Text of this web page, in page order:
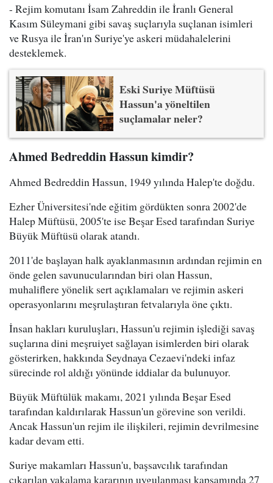
- Rejim komutanı İsam Zahreddin ile İranlı General
Kasım Süleymani gibi savaş suçlarıyla suçlanan isimleri
ve Rusya ile İran'ın Suriye'ye askeri müdahalelerini
desteklemek.
Eski Suriye Müftüsü
Hassun'a yöneltilen
suçlamalar neler?
Ahmed Bedreddin Hassun kimdir?
Ahmed Bedreddin Hassun, 1949 yılında Halep'te doğdu.
Ezher Üniversitesi'nde eğitim gördükten sonra 2002'de
Halep Müftüsü, 2005'te ise Beşar Esed tarafından Suriye
Büyük Müftüsü olarak atandı.
2011'de başlayan halk ayaklanmasının ardından rejimin en
önde gelen savunucularından biri olan Hassun,
muhaliflere yönelik sert açıklamaları ve rejimin askeri
operasyonlarını meşrulaştıran fetvalarıyla öne çıktı.
İnsan hakları kuruluşları, Hassun'u rejimin işlediği savaş
suçlarına dini meşruiyet sağlayan isimlerden biri olarak
gösterirken, hakkında Seydnaya Cezaevi'ndeki infaz
sürecinde rol aldığı yönünde iddialar da bulunuyor.
Büyük Müftülük makamı, 2021 yılında Beşar Esed
tarafından kaldırılarak Hassun'un görevine son verildi.
Ancak Hassun'un rejim ile ilişkileri, rejimin devrilmesine
kadar devam etti.
Suriye makamları Hassun'u, başsavcılık tarafından
çıkarılan yakalama kararının uygulanması kapsamında 27